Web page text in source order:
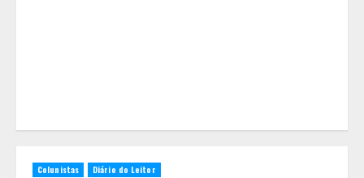
Colunistas Diário do Leitor